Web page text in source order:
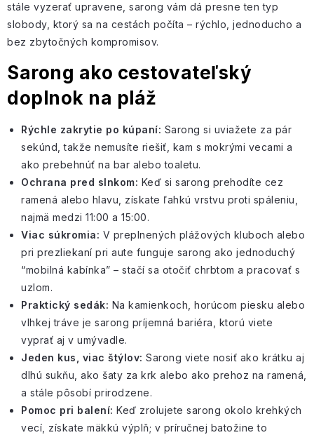
stále vyzerať upravene, sarong vám dá presne ten typ
slobody, ktorý sa na cestách počíta – rýchlo, jednoducho a
bez zbytočných kompromisov.
Sarong ako cestovateľský
doplnok na pláž
Rýchle zakrytie po kúpaní: Sarong si uviažete za pár
sekúnd, takže nemusíte riešiť, kam s mokrými vecami a
ako prebehnúť na bar alebo toaletu.
Ochrana pred slnkom: Keď si sarong prehodíte cez
ramená alebo hlavu, získate ľahkú vrstvu proti spáleniu
najmä medzi 11:00 a 15:00.
Viac súkromia: V preplnených plážových kluboch alebo
pri prezliekaní pri aute funguje sarong ako jednoduchý
“mobilná kabínka” – stačí sa otočiť chrbtom a pracovať s
uzlom.
Praktický sedák: Na kamienkoch, horúcom piesku alebo
vlhkej tráve je sarong príjemná bariéra, ktorú viete
vyprať aj v umývadle.
Jeden kus, viac štýlov: Sarong viete nosiť ako krátku aj
dlhú sukňu, ako šaty za krk alebo ako prehoz na ramená,
a stále pôsobí prirodzene.
Pomoc pri balení: Keď zrolujete sarong okolo krehkých
vecí , získate mäkkú výplň; v príručnej batožine to